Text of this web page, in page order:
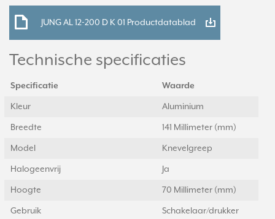
JUNG AL 12-200 D K 01 Productdatablad
Technische specificaties
Specificatie Waarde
Kleur Aluminium
Breedte 141 Millimeter (mm)
Model Knevelgreep
Halogeenvrij Ja
Hoogte 70 Millimeter (mm)
Gebruik Schakelaar/drukker